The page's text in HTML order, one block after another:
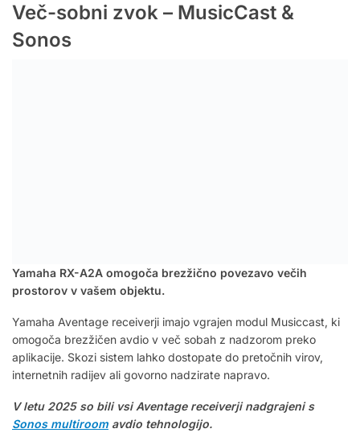
Več-sobni zvok – MusicCast &
Sonos
Yamaha RX-A2A omogoča brezžično povezavo večih
prostorov v vašem objektu.
Yamaha Aventage receiverji imajo vgrajen modul Musiccast, ki
omogoča brezžičen avdio v več sobah z nadzorom preko
aplikacije. Skozi sistem lahko dostopate do pretočnih virov,
internetnih radijev ali govorno nadzirate napravo.
V letu 2025 so bili vsi Aventage receiverji nadgrajeni s
Sonos multiroom avdio tehnologijo.